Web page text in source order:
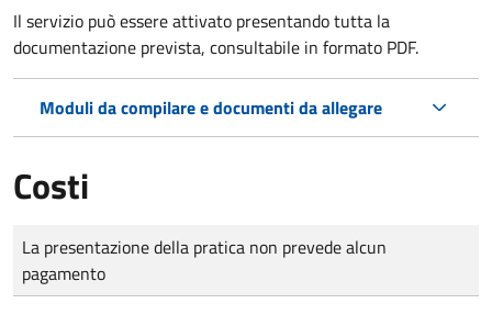
Il servizio può essere attivato presentando tutta la
documentazione prevista, consultabile in formato PDF.
Moduli da compilare e documenti da allegare
Costi
Tipo di pagamento
Importo
La presentazione della pratica non prevede alcun
pagamento